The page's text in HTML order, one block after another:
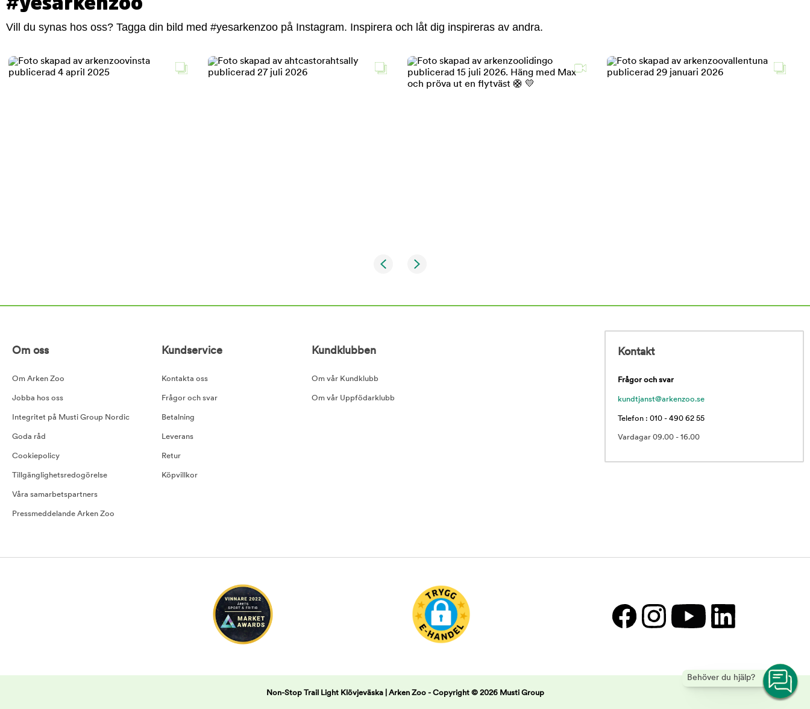
Vill du synas hos oss? Tagga din bild med #yesarkenzoo på Instagram. Inspirera och låt dig inspireras av andra.
Behöver du hjälp?
Om oss
Om Arken Zoo
Jobba hos oss
Integritet på Musti Group Nordic
Goda råd
Cookiepolicy
Tillgänglighetsredogörelse
Våra samarbetspartners
Pressmeddelande Arken Zoo
Kundservice
Kontakta oss
Frågor och svar
Betalning
Leverans
Retur
Köpvillkor
Kundklubben
Om vår Kundklubb
Om vår Uppfödarklubb
Kontakt
Frågor och svar
kundtjanst@arkenzoo.se
Telefon : 010 - 490 62 55
Vardagar 09.00 - 16.00
Non-Stop Trail Light Klövjeväska | Arken Zoo - Copyright © 2026 Musti Group